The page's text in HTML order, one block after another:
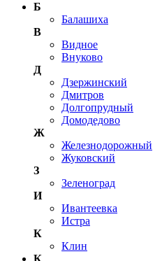
Б
Балашиха
В
Видное
Внуково
Д
Дзержинский
Дмитров
Долгопрудный
Домодедово
Ж
Железнодорожный
Жуковский
З
Зеленоград
И
Ивантеевка
Истра
К
Клин
К